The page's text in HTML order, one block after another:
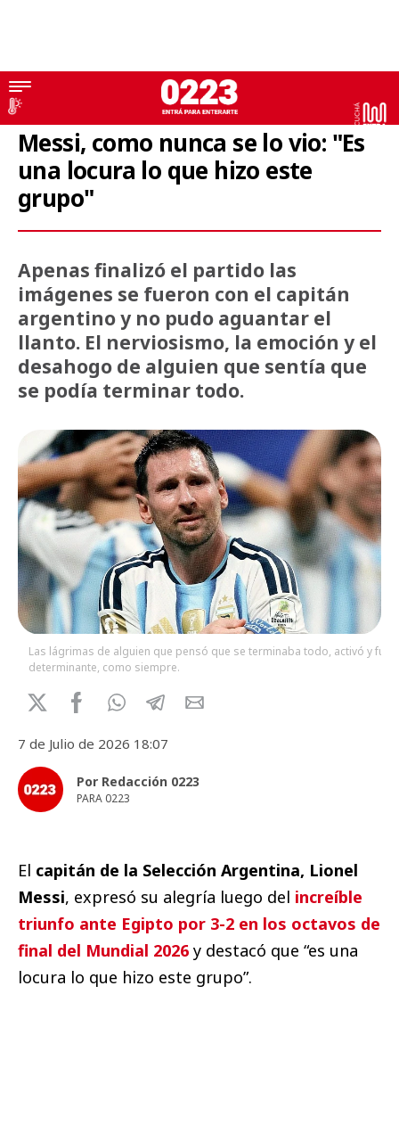
Mundial 2026
Messi, como nunca se lo vio: "Es
una locura lo que hizo este
grupo"
Apenas finalizó el partido las
imágenes se fueron con el capitán
argentino y no pudo aguantar el
llanto. El nerviosismo, la emoción y el
desahogo de alguien que sentía que
se podía terminar todo.
Las lágrimas de alguien que pensó que se terminaba todo, activó y fue
determinante, como siempre.
7 de Julio de 2026 18:07
Por Redacción 0223
PARA 0223
El capitán de la Selección Argentina, Lionel
Messi, expresó su alegría luego del increíble
triunfo ante Egipto por 3-2 en los octavos de
final del Mundial 2026 y destacó que “es una
locura lo que hizo este grupo”.